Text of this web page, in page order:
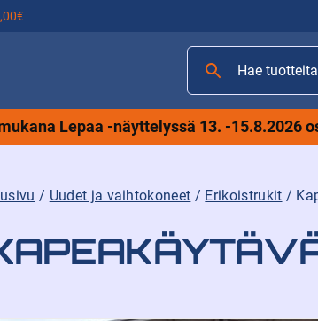
Hae
tuotteita
Lepaa -näyttelyssä 13. -
/ Uudet ja vaihtokoneet / Erikoistrukit /